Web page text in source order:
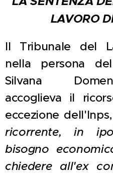
LAVORO
Il Tribunale del
nella persona
Silvana
accoglieva il
eccezione
ricorrente, in
bisogno
chiedere all'ex